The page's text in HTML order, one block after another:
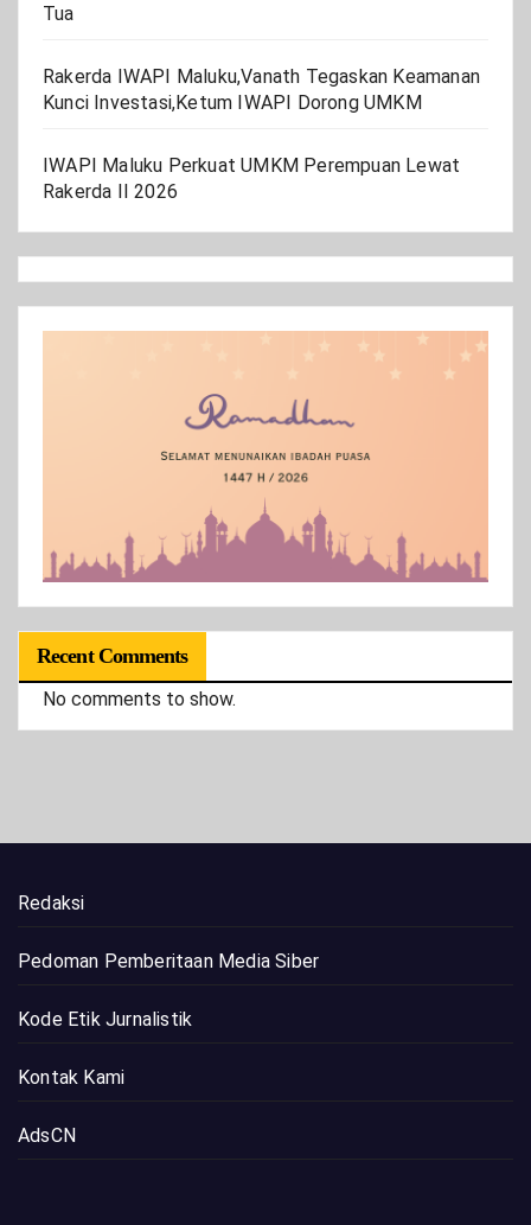
Tua
Rakerda IWAPI Maluku,Vanath Tegaskan Keamanan
Kunci Investasi,Ketum IWAPI Dorong UMKM
IWAPI Maluku Perkuat UMKM Perempuan Lewat
Rakerda II 2026
Recent Comments
No comments to show.
Redaksi
Pedoman Pemberitaan Media Siber
Kode Etik Jurnalistik
Kontak Kami
AdsCN